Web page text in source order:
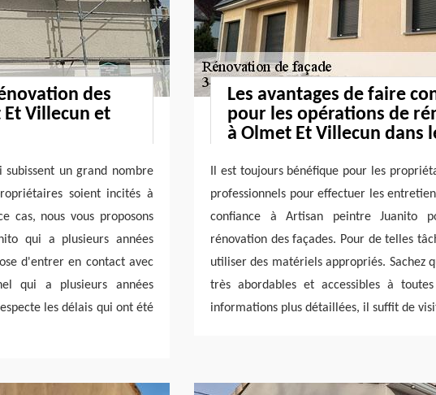
des
Villecun et
subissent un grand nombre
soient incités à
cas, nous vous proposons
qui a plusieurs années
d'entrer en contact avec
qui a plusieurs années
les délais qui ont été
Les avantages de faire
pour les opérations de
à Olmet Et Villecun dans
Il est toujours bénéfique pour les
professionnels pour effectuer les
confiance à Artisan peintre Juanito
rénovation des façades. Pour de telles
utiliser des matériels appropriés. Sachez
très abordables et accessibles à
informations plus détaillées, il suffit de